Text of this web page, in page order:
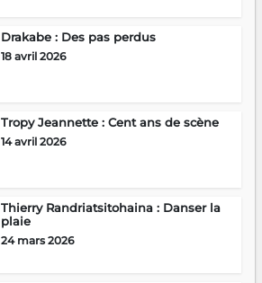
Drakabe : Des pas perdus
18 avril 2026
Tropy Jeannette : Cent ans de scène
14 avril 2026
Thierry Randriatsitohaina : Danser la
plaie
24 mars 2026